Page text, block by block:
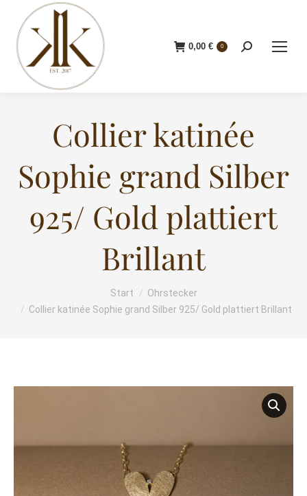
0,00 € 0 Search:
Collier katinée
Sophie grand Silber
925/ Gold plattiert
Brillant
Sie befinden sich hier:
Start
Ohrstecker
Collier katinée Sophie grand Silber 925/ Gold plattiert Brillant